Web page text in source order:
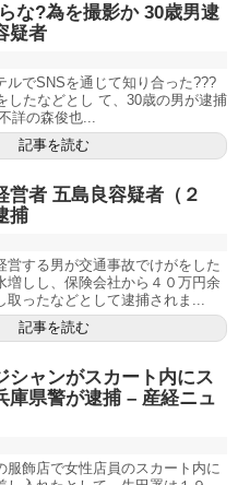
な?為を撮影か 30歳男逮
者
ルでSNSを通じて知り合った???
したなどとし て、30歳の男が逮捕
詳の森俊也...
記事を読む
営者 五島良容疑者（２
捕
営する男が交通事故でけがをした
増しし、保険会社から４０万円余
取ったなどとして逮捕されま...
記事を読む
シャンがスカート内にス
県警が逮捕 – 産経ニュ
服飾店で女性店員のスカート内に